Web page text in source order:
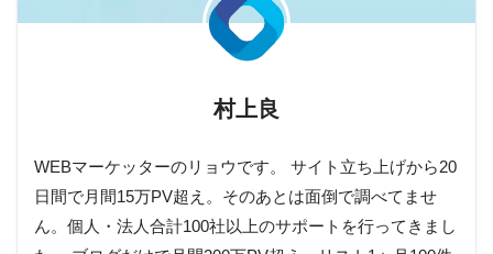
村上良
WEBマーケッターのリョウです。 サイト立ち上げから20
日間で月間15万PV超え。そのあとは面倒で調べてませ
ん。個人・法人合計100社以上のサポートを行ってきまし